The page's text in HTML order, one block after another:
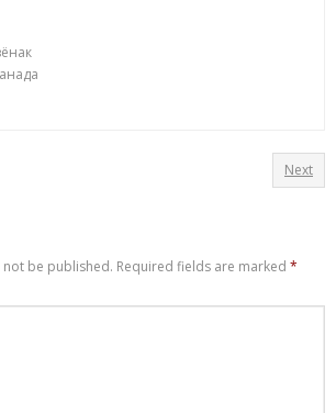
Next
be published. Required fields are marked *